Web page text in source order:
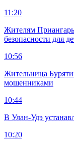
11:20
Жителям
безопасности для
10:56
Жительница
мошенниками
10:44
В Улан-Удэ
10:20